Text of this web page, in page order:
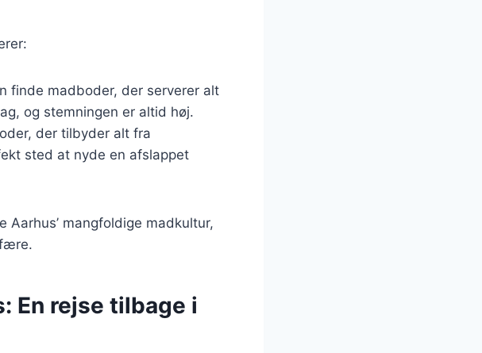
finde madboder, der serverer alt
og stemningen er altid høj.
der tilbyder alt fra
sted at nyde en afslappet
mangfoldige madkultur,
En rejse tilbage i